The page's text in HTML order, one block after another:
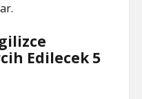
Edilecek 5